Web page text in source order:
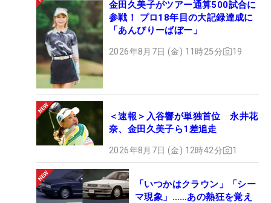
金田久美子がツアー通算500試合に
参戦！ プロ18年目の大記録達成に
「あんびりーばぼー」
2026年8月7日 (金) 11時25分 19
＜速報＞入谷響が単独首位 永井花
奈、金田久美子ら1差追走
2026年8月7日 (金) 12時42分 1
「いつかはクラウン」「シー
マ現象」……あの熱狂を覚え